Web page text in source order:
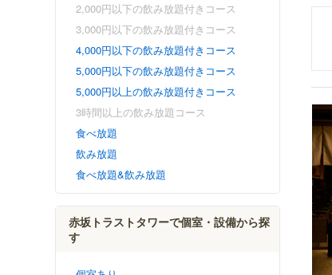
2,000円以下の飲み放題付きコース
3,000円以下の飲み放題付きコース
4,000円以下の飲み放題付きコース
5,000円以下の飲み放題付きコース
5,000円以上の飲み放題付きコース
3時間以上の飲み放題コース
食べ放題
飲み放題
食べ放題&飲み放題
赤坂トラストタワーで個室・設備から探
す